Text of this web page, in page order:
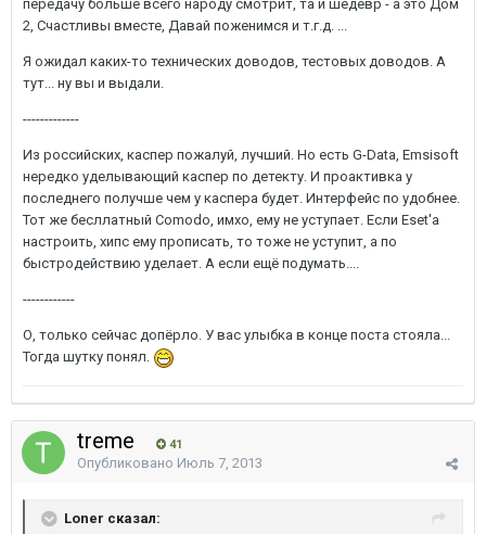
передачу больше всего народу смотрит, та и шедевр - а это Дом
2, Счастливы вместе, Давай поженимся и т.г.д. ...
Я ожидал каких-то технических доводов, тестовых доводов. А
тут... ну вы и выдали.
-------------
Из российских, каспер пожалуй, лучший. Но есть G-Data, Emsisoft
нередко уделывающий каспер по детекту. И проактивка у
последнего получше чем у каспера будет. Интерфейс по удобнее.
Тот же бесллатный Comodo, имхо, ему не уступает. Если Eset'а
настроить, хипс ему прописать, то тоже не уступит, а по
быстродействию уделает. А если ещё подумать....
------------
О, только сейчас допёрло. У вас улыбка в конце поста стояла...
Тогда шутку понял.
treme 41
Опубликовано Июль 7, 2013
Loner сказал: